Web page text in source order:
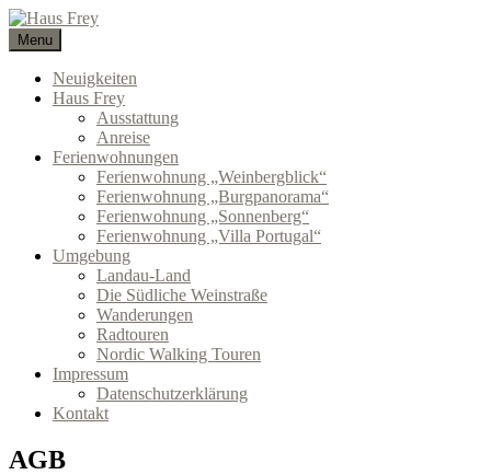
Skip
to
content
Haus Frey
NATUR GENUSS GEMÜTLICHKEIT
Menu
Neuigkeiten
Haus Frey
Ausstattung
Anreise
Ferienwohnungen
Ferienwohnung „Weinbergblick“
Ferienwohnung „Burgpanorama“
Ferienwohnung „Sonnenberg“
Ferienwohnung „Villa Portugal“
Umgebung
Landau-Land
Die Südliche Weinstraße
Wanderungen
Radtouren
Nordic Walking Touren
Impressum
Datenschutzerklärung
Kontakt
AGB